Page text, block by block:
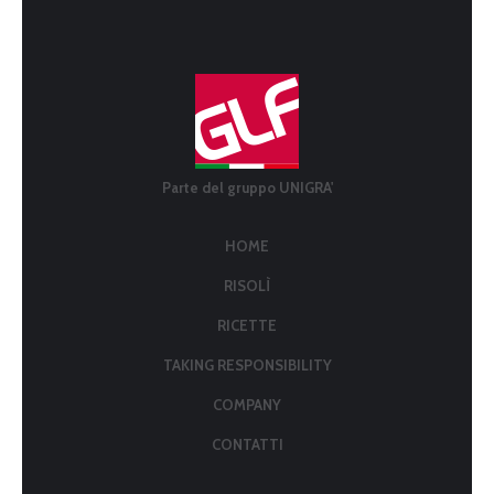
Parte del gruppo UNIGRA'
HOME
RISOLÌ
RICETTE
TAKING RESPONSIBILITY
COMPANY
CONTATTI